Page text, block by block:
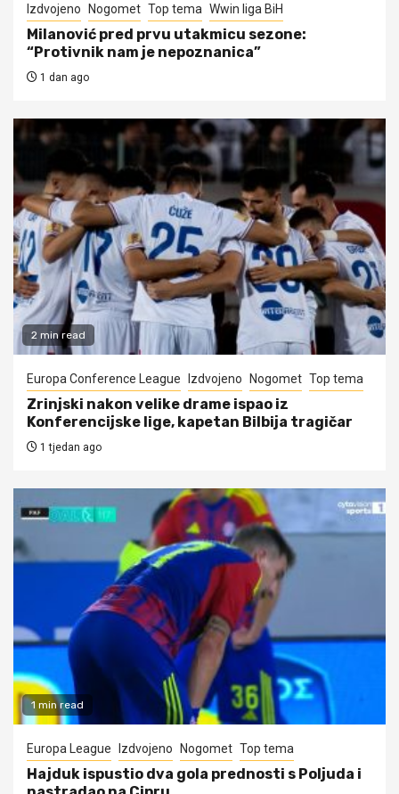
Izdvojeno Nogomet Top tema Wwin liga BiH
Milanović pred prvu utakmicu sezone:
“Protivnik nam je nepoznanica”
1 dan ago
2 min read
Europa Conference League Izdvojeno Nogomet Top tema
Zrinjski nakon velike drame ispao iz
Konferencijske lige, kapetan Bilbija tragičar
1 tjedan ago
1 min read
Europa League Izdvojeno Nogomet Top tema
Hajduk ispustio dva gola prednosti s Poljuda i